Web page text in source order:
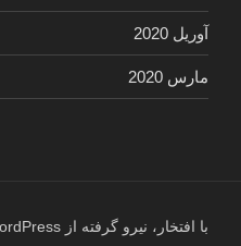
آوریل 2020
مارس 2020
با افتخار، نیرو گرفته از WordPress